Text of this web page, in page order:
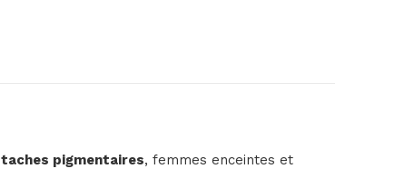
taches pigmentaires, femmes enceintes et